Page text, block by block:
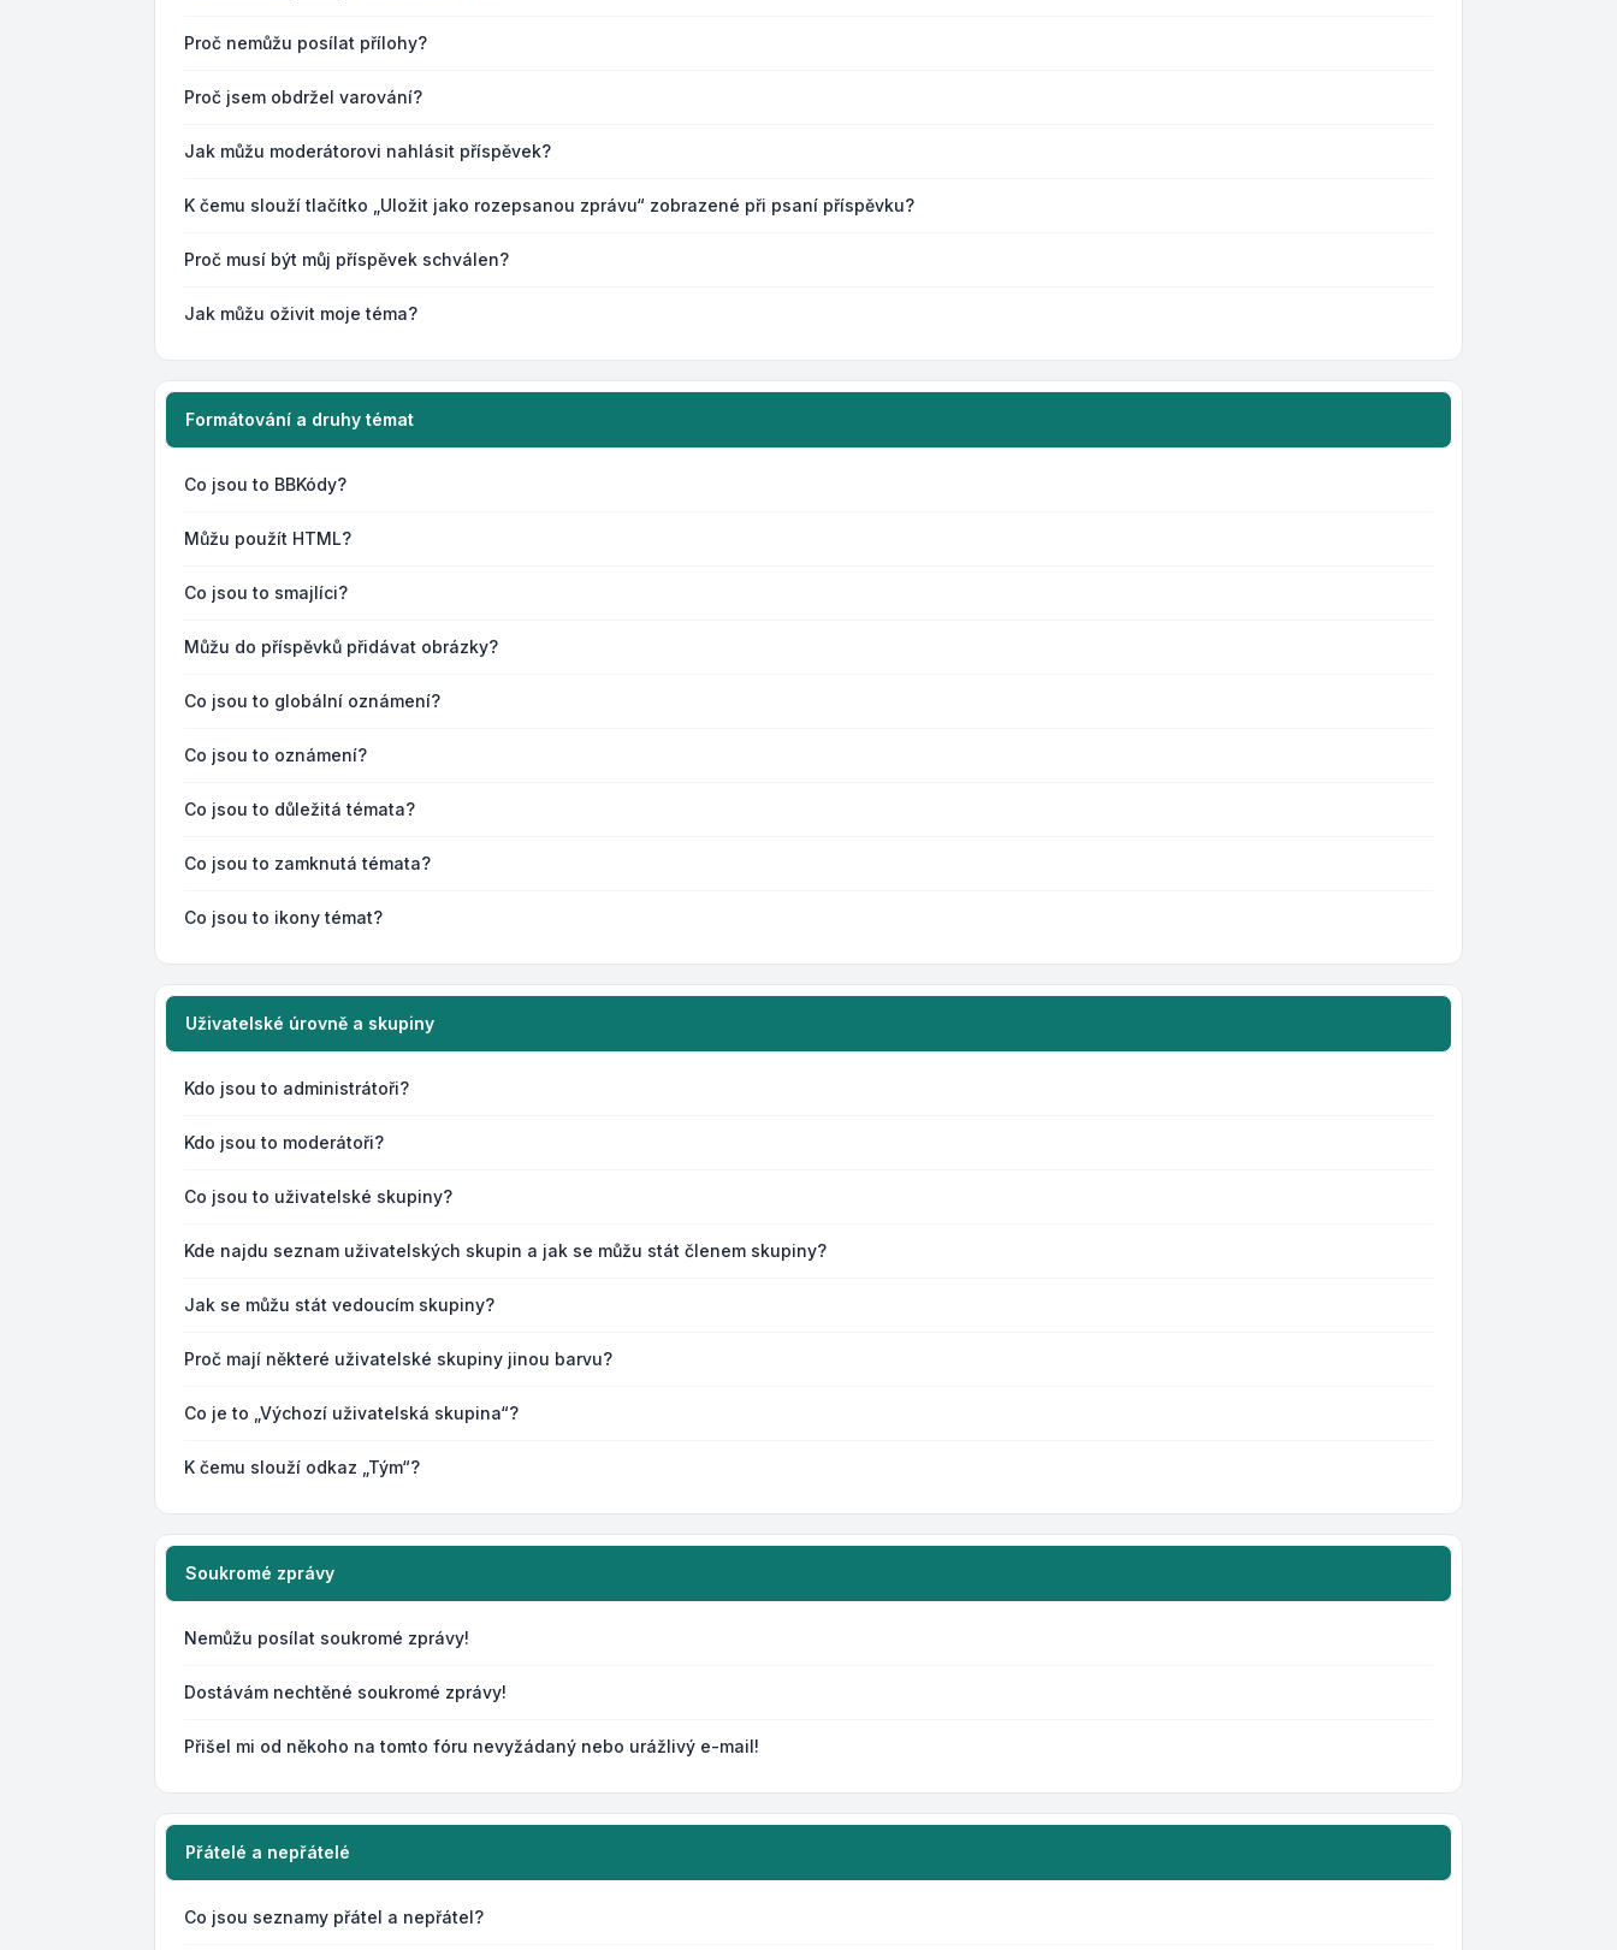
Proč nemůžu posílat přílohy?
Proč jsem obdržel varování?
Jak můžu moderátorovi nahlásit příspěvek?
K čemu slouží tlačítko „Uložit jako rozepsanou zprávu“ zobrazené při psaní příspěvku?
Proč musí být můj příspěvek schválen?
Jak můžu oživit moje téma?
Formátování a druhy témat
Co jsou to BBKódy?
Můžu použít HTML?
Co jsou to smajlíci?
Můžu do příspěvků přidávat obrázky?
Co jsou to globální oznámení?
Co jsou to oznámení?
Co jsou to důležitá témata?
Co jsou to zamknutá témata?
Co jsou to ikony témat?
Uživatelské úrovně a skupiny
Kdo jsou to administrátoři?
Kdo jsou to moderátoři?
Co jsou to uživatelské skupiny?
Kde najdu seznam uživatelských skupin a jak se můžu stát členem skupiny?
Jak se můžu stát vedoucím skupiny?
Proč mají některé uživatelské skupiny jinou barvu?
Co je to „Výchozí uživatelská skupina“?
K čemu slouží odkaz „Tým“?
Soukromé zprávy
Nemůžu posílat soukromé zprávy!
Dostávám nechtěné soukromé zprávy!
Přišel mi od někoho na tomto fóru nevyžádaný nebo urážlivý e-mail!
Přátelé a nepřátelé
Co jsou seznamy přátel a nepřátel?